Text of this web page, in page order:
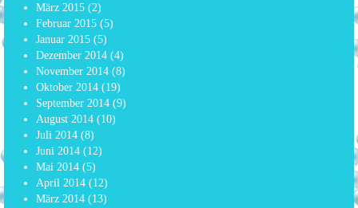
März 2015 (2)
Februar 2015 (5)
Januar 2015 (5)
Dezember 2014 (4)
November 2014 (8)
Oktober 2014 (19)
September 2014 (9)
August 2014 (10)
Juli 2014 (8)
Juni 2014 (12)
Mai 2014 (5)
April 2014 (12)
März 2014 (13)